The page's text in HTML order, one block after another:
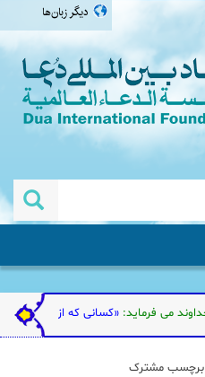
دیگر زبان‌ها
العربية
english
اردو
می فرماید:«کسانی که از عبادت من گردن
مشترک